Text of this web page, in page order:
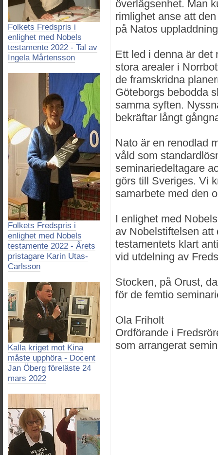
Folkets Fredspris i
enlighet med Nobels
testamente 2022 - Tal av
Ingela Mårtensson
Folkets Fredspris i
enlighet med Nobels
testamente 2022 - Årets
pristagare Karin Utas-
Carlsson
Kalla kriget mot Kina
måste upphöra - Docent
Jan Öberg föreläste 24
mars 2022
överlägsenhet. Man
rimlighet anse att
på Natos
Ett led i denna är det
stora arealer i
de framskridna
Göteborgs bebodda
samma syften.
bekräftar långt
Nato är en renodlad
våld som
seminariedeltagare
görs till Sveriges. Vi
samarbete med den
I enlighet med
av Nobelstiftelsen att
testamentets klart
vid utdelning av
Stocken, på Orust,
för de femtio
Ola Friholt
Ordförande i
som arrangerat